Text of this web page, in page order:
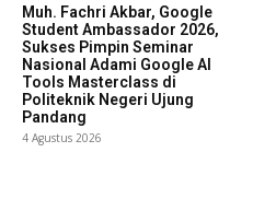
Muh. Fachri Akbar, Google
Student Ambassador 2026,
Sukses Pimpin Seminar
Nasional Adami Google AI
Tools Masterclass di
Politeknik Negeri Ujung
Pandang
4 Agustus 2026